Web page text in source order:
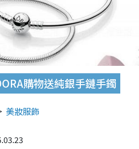
購物送純銀手鏈手鐲
美妝服飾